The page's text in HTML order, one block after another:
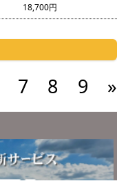
18,700円
7 8 9 »